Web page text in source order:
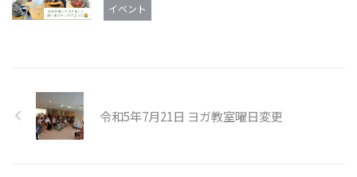
イベント
令和5年7月21日 ヨガ教室曜日変更